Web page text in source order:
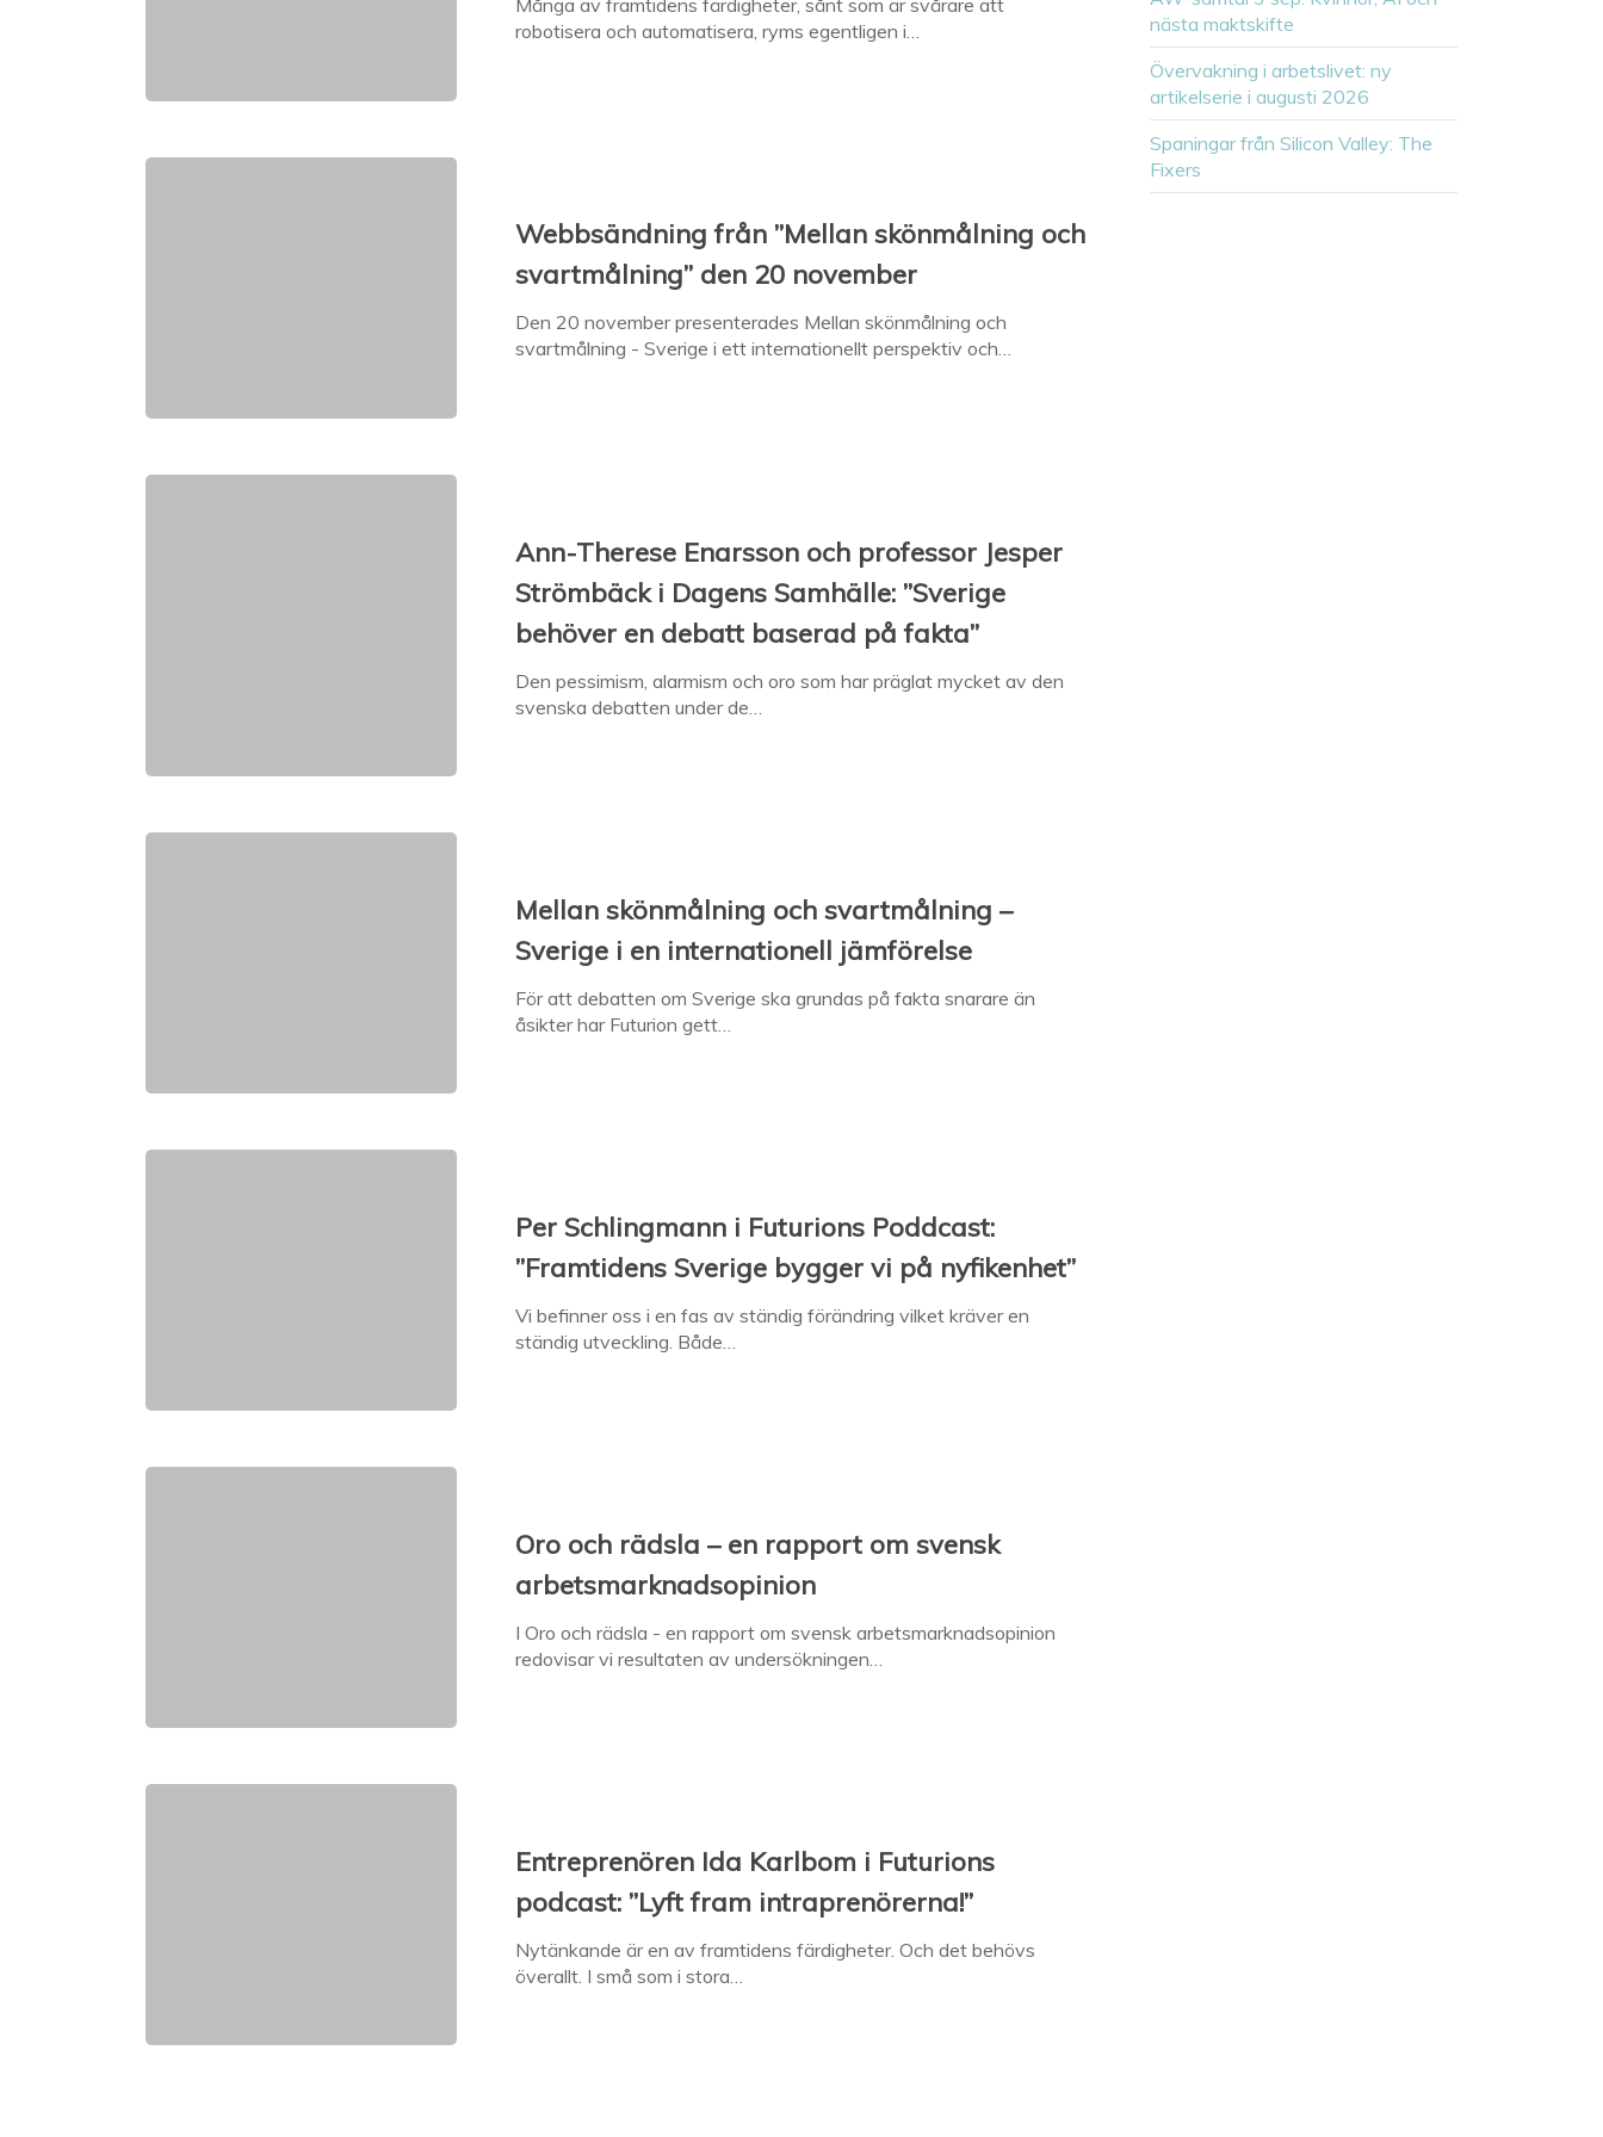
Många av framtidens färdigheter, sånt som är svårare att
robotisera och automatisera, ryms egentligen i…
Webbsändning från ”Mellan skönmålning och
svartmålning” den 20 november
Den 20 november presenterades Mellan skönmålning och
svartmålning - Sverige i ett internationellt perspektiv och…
Ann-Therese Enarsson och professor Jesper
Strömbäck i Dagens Samhälle: ”Sverige
behöver en debatt baserad på fakta”
Den pessimism, alarmism och oro som har präglat mycket av den
svenska debatten under de…
Mellan skönmålning och svartmålning –
Sverige i en internationell jämförelse
För att debatten om Sverige ska grundas på fakta snarare än
åsikter har Futurion gett…
Per Schlingmann i Futurions Poddcast:
”Framtidens Sverige bygger vi på nyfikenhet”
Vi befinner oss i en fas av ständig förändring vilket kräver en
ständig utveckling. Både…
Oro och rädsla – en rapport om svensk
arbetsmarknadsopinion
I Oro och rädsla - en rapport om svensk arbetsmarknadsopinion
redovisar vi resultaten av undersökningen…
Entreprenören Ida Karlbom i Futurions
podcast: ”Lyft fram intraprenörerna!”
Nytänkande är en av framtidens färdigheter. Och det behövs
överallt. I små som i stora…
nästa maktskifte
Övervakning i arbetslivet: ny
artikelserie i augusti 2026
Spaningar från Silicon Valley: The
Fixers